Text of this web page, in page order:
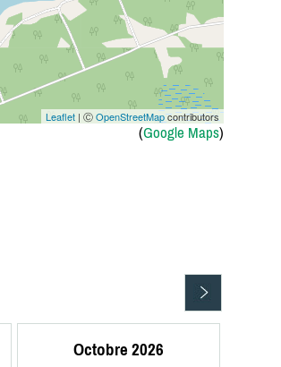
Leaflet | ⒸOpenStreetMapcontributors
(Google Maps)
Octobre 2026